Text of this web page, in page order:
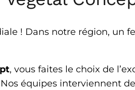
! Dans notre région, un
, vous faites le choix de
équipes interviennent